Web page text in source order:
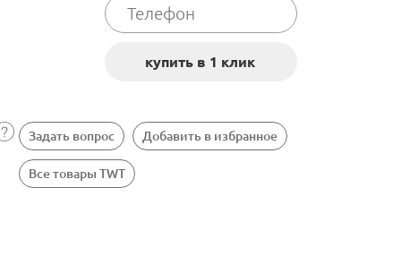
Задать вопрос Добавить в избранное
Все товары TWT